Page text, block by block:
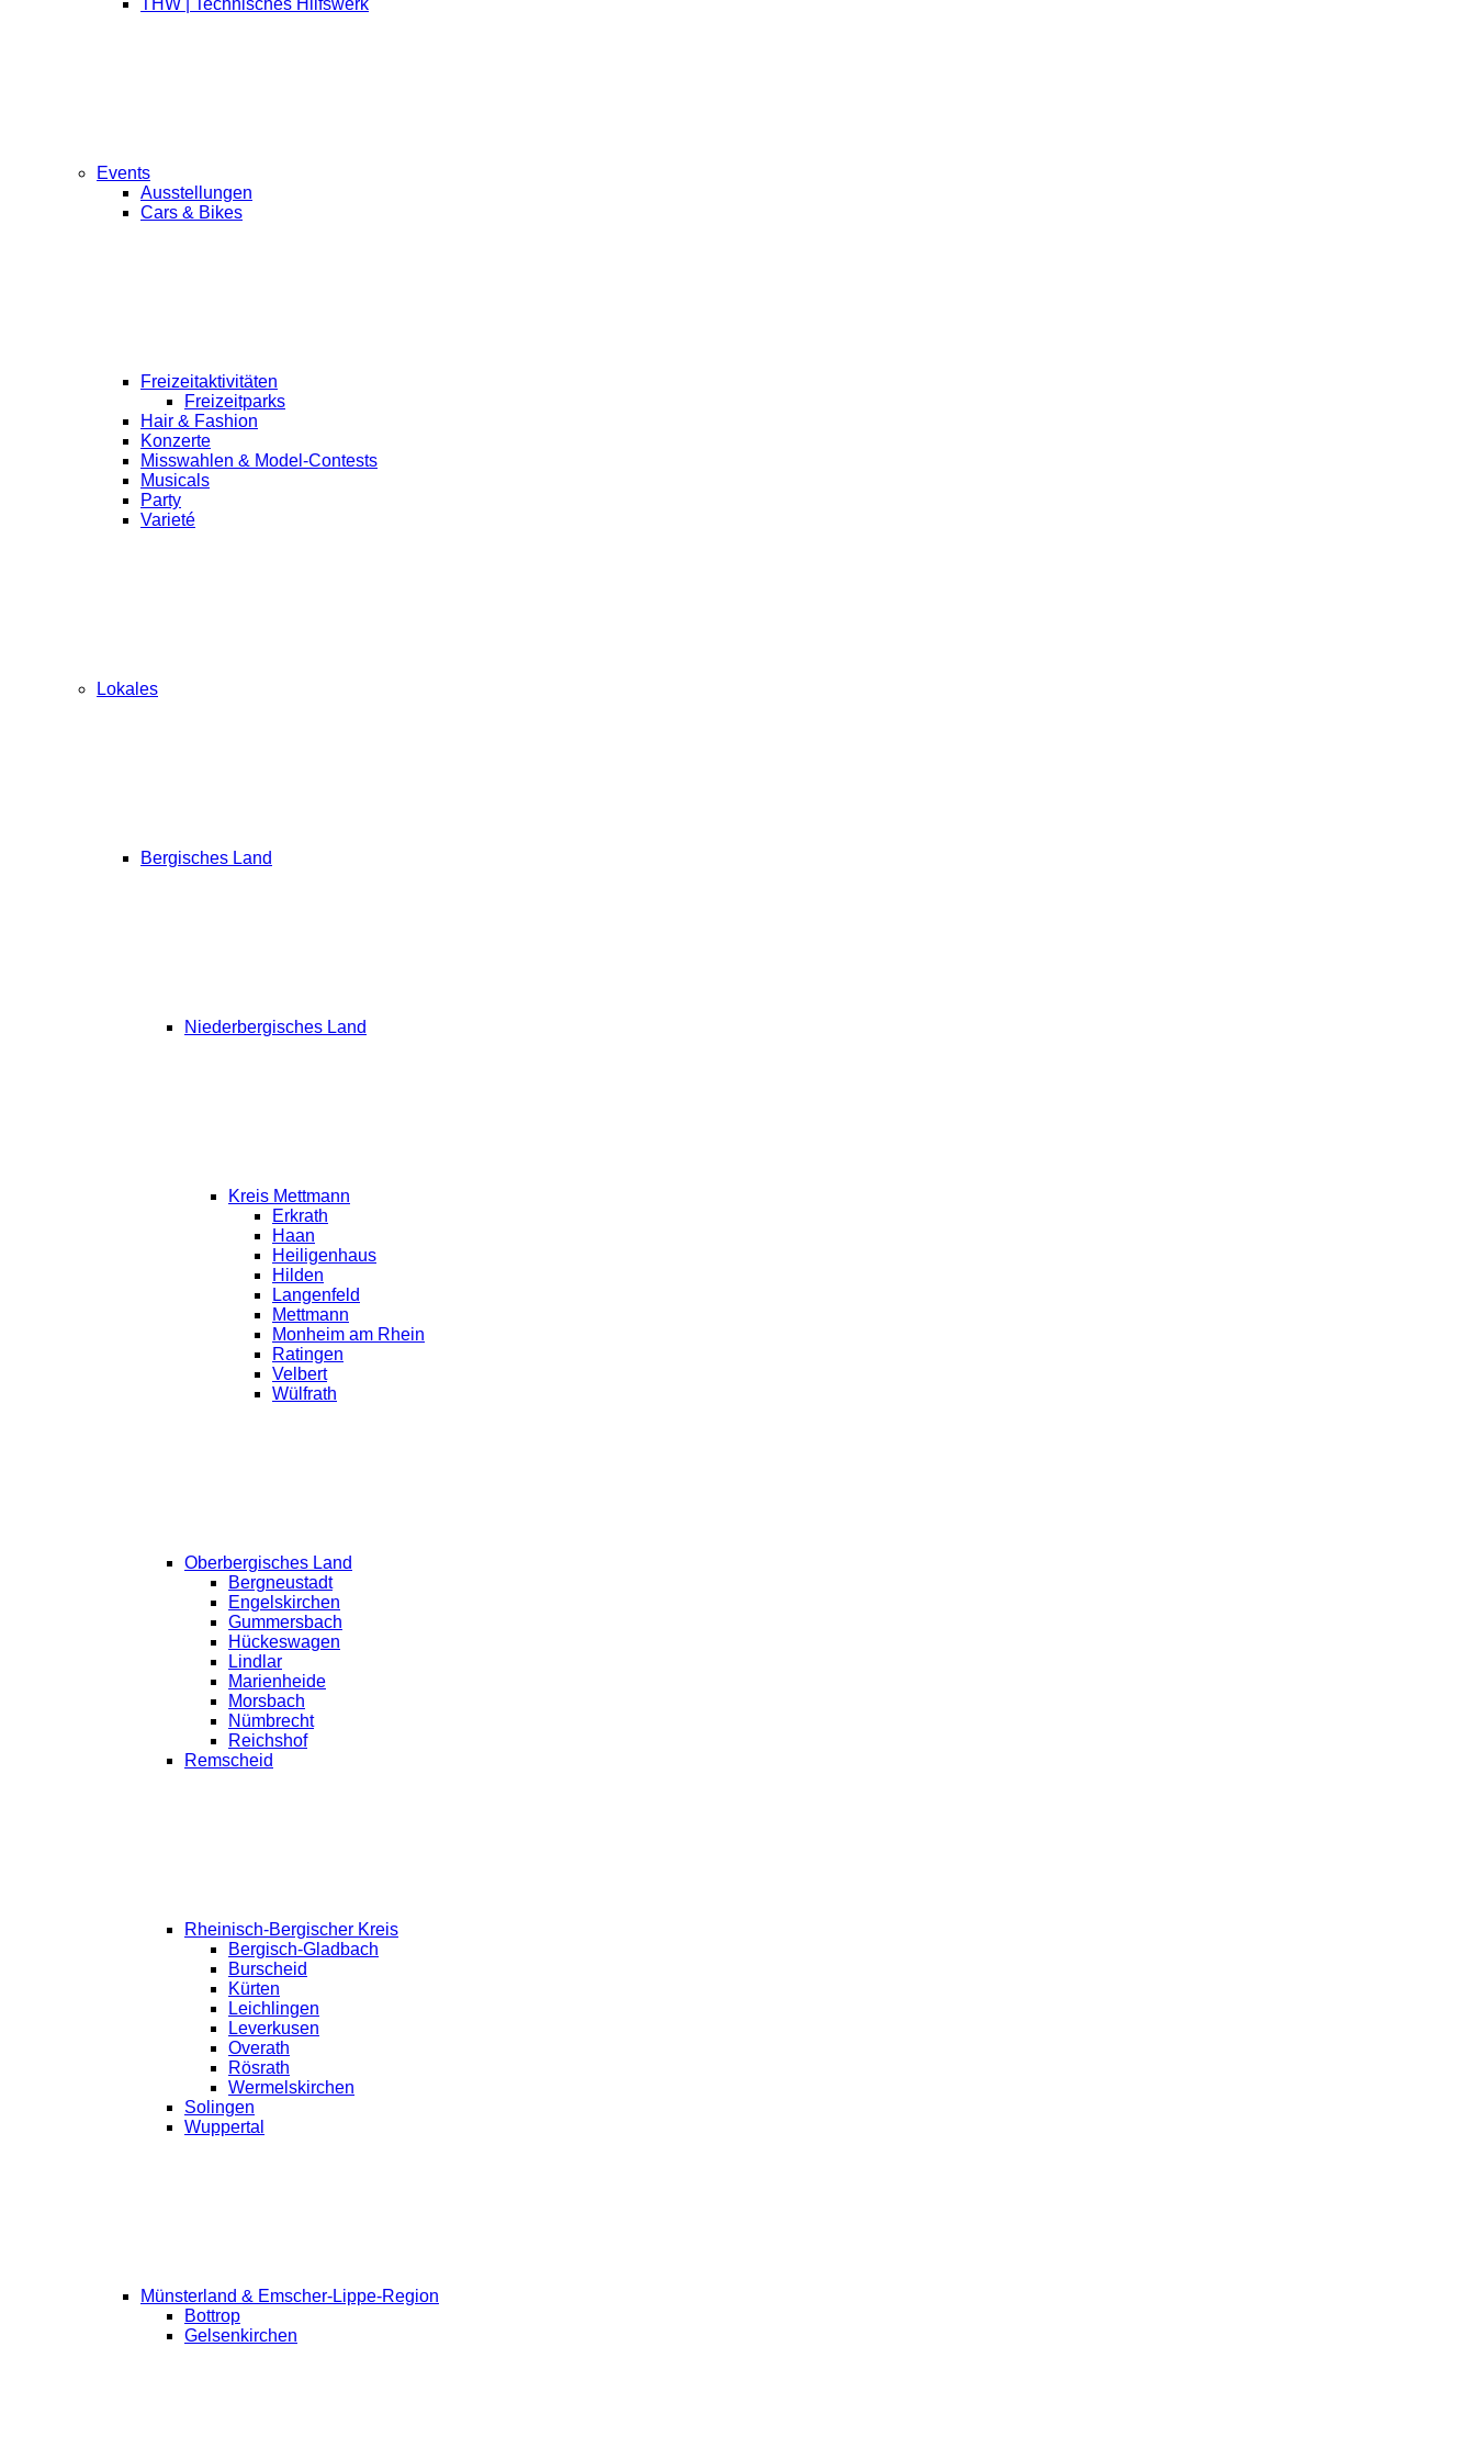
THW | Technisches Hilfswerk
Events
Ausstellungen
Cars & Bikes
Freizeitaktivitäten
Freizeitparks
Hair & Fashion
Konzerte
Misswahlen & Model-Contests
Musicals
Party
Varieté
Lokales
Bergisches Land
Niederbergisches Land
Kreis Mettmann
Erkrath
Haan
Heiligenhaus
Hilden
Langenfeld
Mettmann
Monheim am Rhein
Ratingen
Velbert
Wülfrath
Oberbergisches Land
Bergneustadt
Engelskirchen
Gummersbach
Hückeswagen
Lindlar
Marienheide
Morsbach
Nümbrecht
Reichshof
Remscheid
Rheinisch-Bergischer Kreis
Bergisch-Gladbach
Burscheid
Kürten
Leichlingen
Leverkusen
Overath
Rösrath
Wermelskirchen
Solingen
Wuppertal
Münsterland & Emscher-Lippe-Region
Bottrop
Gelsenkirchen